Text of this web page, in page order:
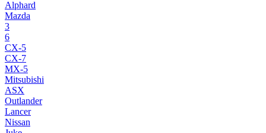
Alphard
Mazda
3
6
CX-5
CX-7
MX-5
Mitsubishi
ASX
Outlander
Lancer
Nissan